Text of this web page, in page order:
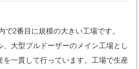
で2番目に規模の大きい工場です。
、大型ブルドーザーのメイン工場とし
を一貫して行っています。工場で生産